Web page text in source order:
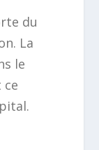
du
La
le